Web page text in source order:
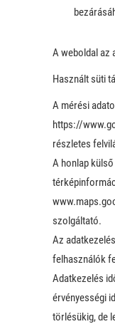
A weboldal az
Használt süti
A mérési
https://
részletes
A honlap
szolgáltató.
Az
felhasználók
Adatkezelés
érvényességi
törlésükig, de